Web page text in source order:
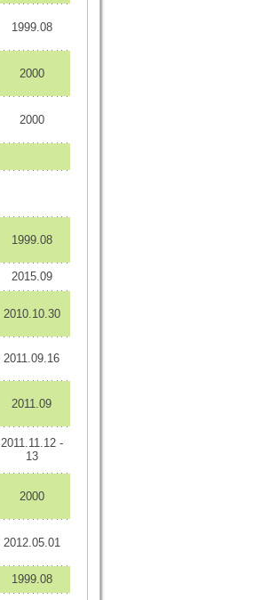
1999.08
2000
2000
1999.08
2015.09
2010.10.30
2011.09.16
2011.09
2011.11.12 -
13
2000
2012.05.01
1999.08